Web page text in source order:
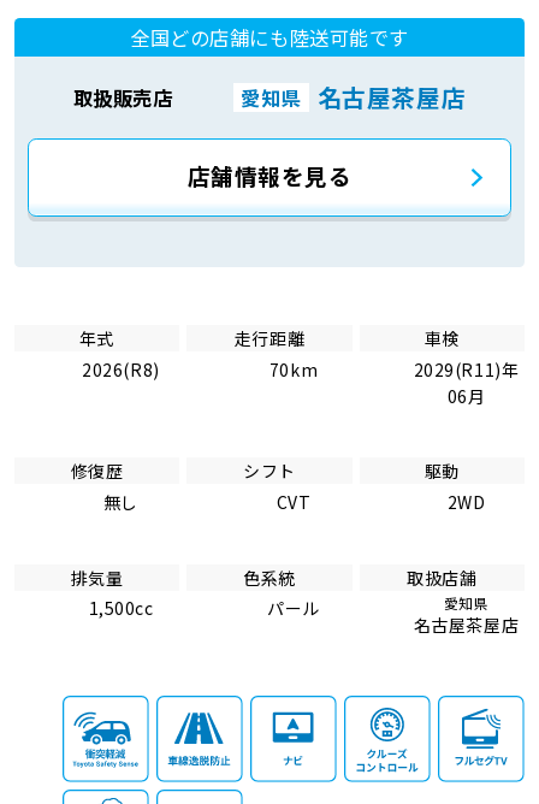
全国どの店舗にも陸送可能です
取扱販売店 愛知県 名古屋茶屋店
店舗情報を見る
年式
2026(R8)
走行距離
70km
車検
2029(R11)年
06月
修復歴
無し
シフト
CVT
駆動
2WD
排気量
1,500cc
色系統
パール
取扱店舗
愛知県
名古屋茶屋店